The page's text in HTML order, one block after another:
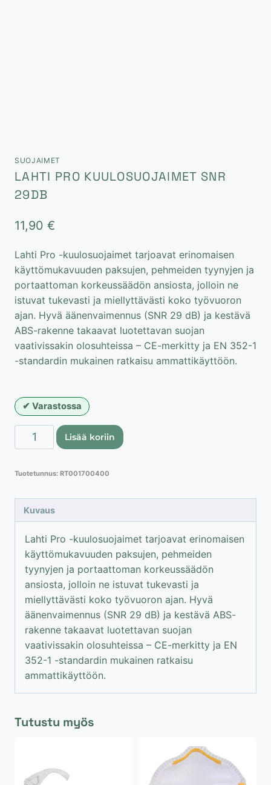
SUOJAIMET
LAHTI PRO KUULOSUOJAIMET SNR
29DB
11,90 €
Lahti Pro -kuulosuojaimet tarjoavat erinomaisen
käyttömukavuuden paksujen, pehmeiden tyynyjen ja
portaattoman korkeussäädön ansiosta, jolloin ne
istuvat tukevasti ja miellyttävästi koko työvuoron
ajan. Hyvä äänenvaimennus (SNR 29 dB) ja kestävä
ABS-rakenne takaavat luotettavan suojan
vaativissakin olosuhteissa – CE-merkitty ja EN 352-1
-standardin mukainen ratkaisu ammattikäyttöön.
Varastossa
Lahti
Pro
SNR
määrä
Lisää koriin
Tuotetunnus: RT001700400
Kuvaus
Lahti Pro -kuulosuojaimet tarjoavat erinomaisen
käyttömukavuuden paksujen, pehmeiden
tyynyjen ja portaattoman korkeussäädön
ansiosta, jolloin ne istuvat tukevasti ja
miellyttävästi koko työvuoron ajan. Hyvä
äänenvaimennus (SNR 29 dB) ja kestävä ABS-
rakenne takaavat luotettavan suojan
vaativissakin olosuhteissa – CE-merkitty ja EN
352-1 -standardin mukainen ratkaisu
ammattikäyttöön.
Tutustu myös